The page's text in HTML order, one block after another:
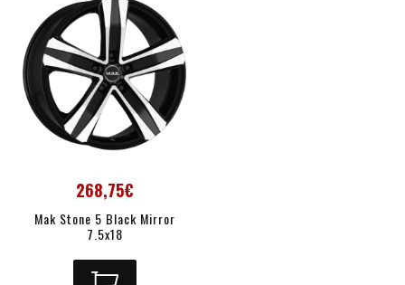
268,75€
Mak Stone 5 Black Mirror
7.5x18